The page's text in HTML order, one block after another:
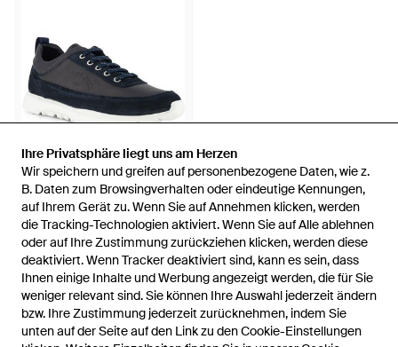
Ihre Privatsphäre liegt uns am Herzen
Wir speichern und greifen auf personenbezogene Daten, wie z.
B. Daten zum Browsingverhalten oder eindeutige Kennungen,
auf Ihrem Gerät zu. Wenn Sie auf Annehmen klicken, werden
die Tracking-Technologien aktiviert. Wenn Sie auf Alle ablehnen
oder auf Ihre Zustimmung zurückziehen klicken, werden diese
deaktiviert. Wenn Tracker deaktiviert sind, kann es sein, dass
Ihnen einige Inhalte und Werbung angezeigt werden, die für Sie
weniger relevant sind. Sie können Ihre Auswahl jederzeit ändern
bzw. Ihre Zustimmung jederzeit zurücknehmen, indem Sie
unten auf der Seite auf den Link zu den Cookie-Einstellungen
Ihre Privatsphäre liegt uns am Herzen
Wir speichern und greifen auf personenbezogene Daten, wie z.
B. Daten zum Browsingverhalten oder eindeutige Kennungen,
auf Ihrem Gerät zu. Wenn Sie auf Annehmen klicken, werden
die Tracking-Technologien aktiviert. Wenn Sie auf Alle ablehnen
oder auf Ihre Zustimmung zurückziehen klicken, werden diese
deaktiviert. Wenn Tracker deaktiviert sind, kann es sein, dass
Ihnen einige Inhalte und Werbung angezeigt werden, die für Sie
weniger relevant sind. Sie können Ihre Auswahl jederzeit ändern
bzw. Ihre Zustimmung jederzeit zurücknehmen, indem Sie
unten auf der Seite auf den Link zu den Cookie-Einstellungen
101,97 €
Panama Jack
Herren Sneaker Glattleder -
BlauVonHerrenausstatter